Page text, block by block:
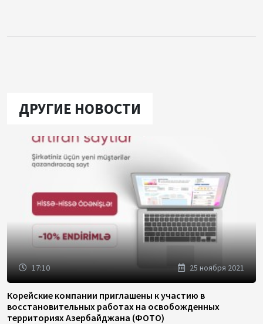
ДРУГИЕ НОВОСТИ
17:10 25 ноября 2021
Корейские компании приглашены к участию в
восстановительных работах на освобожденных
территориях Азербайджана (ФОТО)